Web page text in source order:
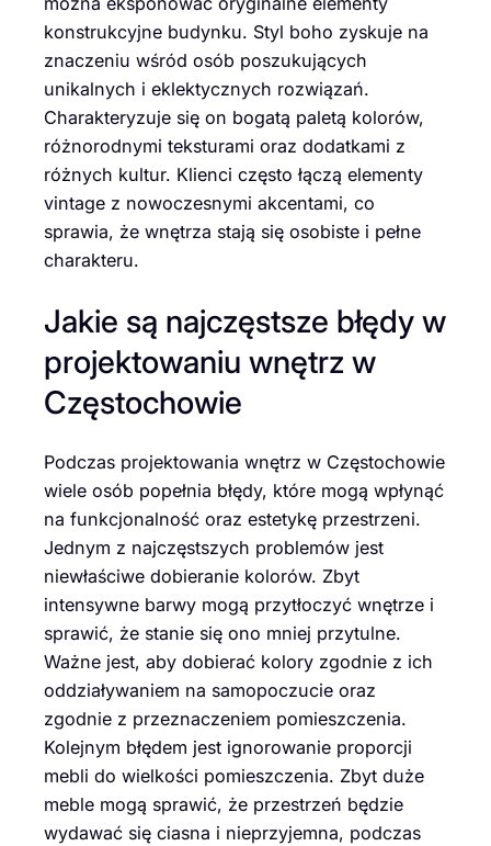
konstrukcyjne budynku. Styl boho zyskuje na
znaczeniu wśród osób poszukujących
unikalnych i eklektycznych rozwiązań.
Charakteryzuje się on bogatą paletą kolorów,
różnorodnymi teksturami oraz dodatkami z
różnych kultur. Klienci często łączą elementy
vintage z nowoczesnymi akcentami, co
sprawia, że wnętrza stają się osobiste i pełne
charakteru.
Jakie są najczęstsze błędy w
projektowaniu wnętrz w
Częstochowie
Podczas projektowania wnętrz w Częstochowie
wiele osób popełnia błędy, które mogą wpłynąć
na funkcjonalność oraz estetykę przestrzeni.
Jednym z najczęstszych problemów jest
niewłaściwe dobieranie kolorów. Zbyt
intensywne barwy mogą przytłoczyć wnętrze i
sprawić, że stanie się ono mniej przytulne.
Ważne jest, aby dobierać kolory zgodnie z ich
oddziaływaniem na samopoczucie oraz
zgodnie z przeznaczeniem pomieszczenia.
Kolejnym błędem jest ignorowanie proporcji
mebli do wielkości pomieszczenia. Zbyt duże
meble mogą sprawić, że przestrzeń będzie
wydawać się ciasna i nieprzyjemna, podczas